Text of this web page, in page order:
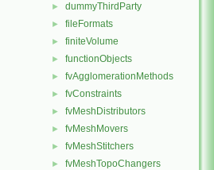
► dummyThirdParty
► fileFormats
► finiteVolume
► functionObjects
► fvAgglomerationMethods
► fvConstraints
► fvMeshDistributors
► fvMeshMovers
► fvMeshStitchers
► fvMeshTopoChangers